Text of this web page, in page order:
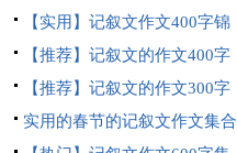
十篇【实用】记叙文作文400字锦
集七篇
【推荐】记叙文的作文400字
汇总十篇
【推荐】记叙文的作文300字
集合7篇
实用的春节的记叙文作文集合